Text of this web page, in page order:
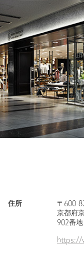
住所
〒600-
京都府
902番
https://